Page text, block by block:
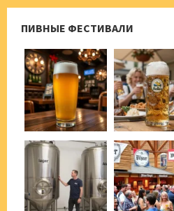
ПИВНЫЕ ФЕСТИВАЛИ